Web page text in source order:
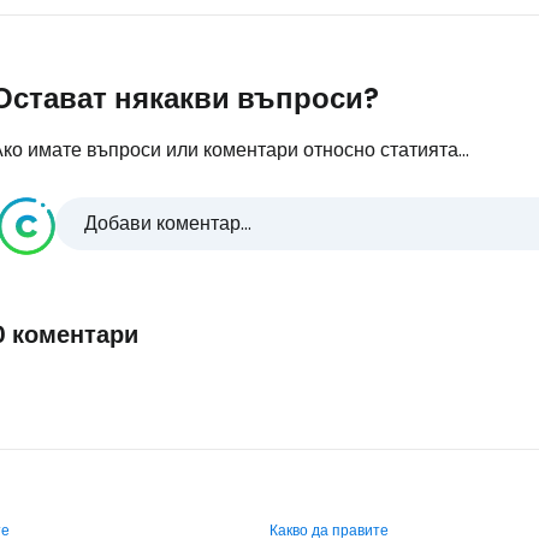
някакви въпроси?
имате въпроси или коментари относно статията...
Добави коментар...
коментари
Какво да правите